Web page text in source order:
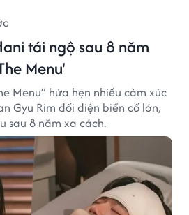
tái ngộ sau 8 năm
Menu'
Menu” hứa hẹn nhiều cảm xúc
Gyu Rim đối diện biến cố lớn,
sau 8 năm xa cách.